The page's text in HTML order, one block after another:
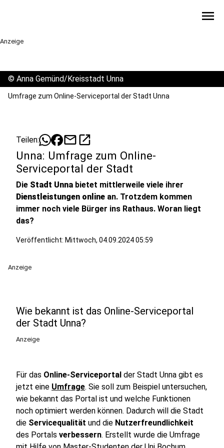
menu
Anzeige
© Anna Gemünd/Kreisstadt Unna
Umfrage zum Online-Serviceportal der Stadt Unna
Teilen: mailopen_in_new
Unna: Umfrage zum Online-
Serviceportal der Stadt
Die Stadt Unna bietet mittlerweile viele ihrer
Dienstleistungen online an. Trotzdem kommen
immer noch viele Bürger ins Rathaus. Woran liegt
das?
Veröffentlicht: Mittwoch, 04.09.2024 05:59
Anzeige
Wie bekannt ist das Online-Serviceportal
der Stadt Unna?
Anzeige
Für das Online-Serviceportal der Stadt Unna gibt es
jetzt eine Umfrage. Sie soll zum Beispiel untersuchen,
wie bekannt das Portal ist und welche Funktionen
noch optimiert werden können. Dadurch will die Stadt
die Servicequalität und die Nutzerfreundlichkeit
des Portals verbessern. Erstellt wurde die Umfrage